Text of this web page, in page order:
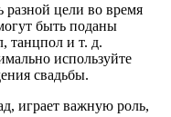
разной цели во время
быть поданы
танцпол и т. д.
используйте
свадьбы.
играет важную роль,